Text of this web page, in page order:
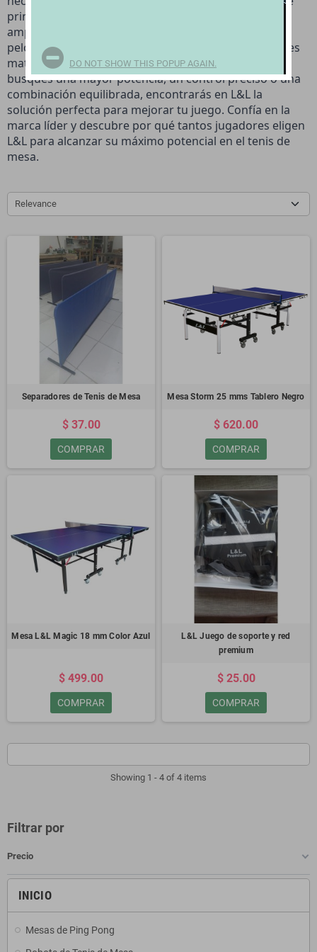
Filtrar por
Precio
INICIO
Mesas de Ping Pong
principiantes hasta profesionales. Ofrecemos una
amplia gama de raquetas de tenis de mesa, mesas,
pelotas y accesorios, todos fabricados con los mejores
materiales y tecnología de vanguardia. Ya sea que
busques una mayor potencia, un control preciso o una
combinación equilibrada, encontrarás en L&L la
solución perfecta para mejorar tu juego. Confía en la
marca líder y descubre por qué tantos jugadores eligen
L&L para alcanzar su máximo potencial en el tenis de
mesa.
Relevance
Separadores de Tenis de Mesa
$ 37.00
COMPRAR
Mesa Storm 25 mms Tablero Negro
$ 620.00
COMPRAR
Mesa L&L Magic 18 mm Color Azul
$ 499.00
COMPRAR
L&L Juego de soporte y red
premium
$ 25.00
COMPRAR
Showing 1 - 4 of 4 items
DO NOT SHOW THIS POPUP AGAIN.